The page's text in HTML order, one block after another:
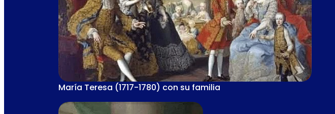
María Teresa (1717-1780) con su familia